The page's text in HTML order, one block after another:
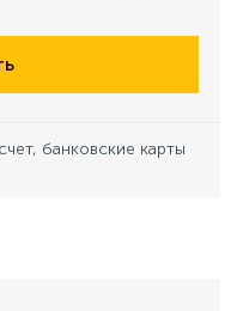
банковские карты